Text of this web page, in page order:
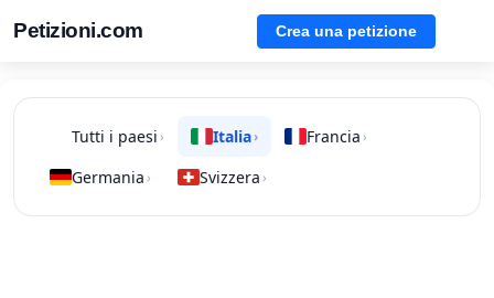
Petizioni.com Crea una petizione
Tutti i paesi › Italia› Francia ›
Germania › Svizzera ›